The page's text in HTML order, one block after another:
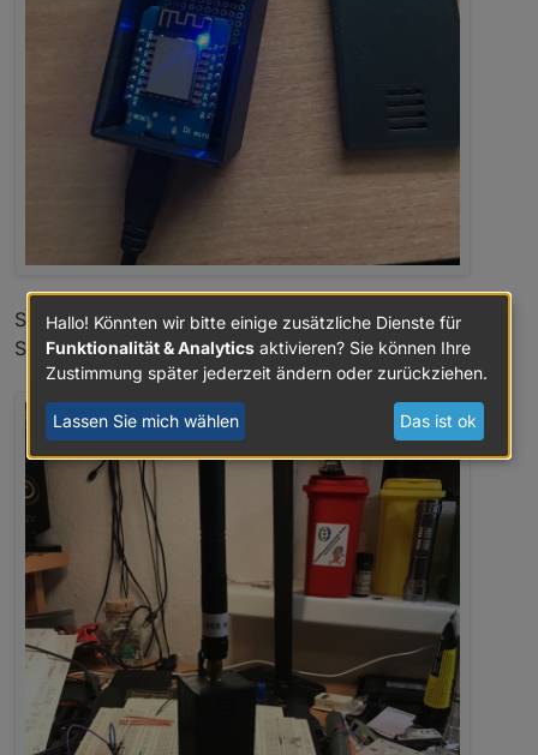
So geht es natürlich auch, mit selbstgestricktem USB A
Stecker zu USB Micro Stecker Adapter
Hallo! Könnten wir bitte einige zusätzliche Dienste für
Funktionalität & Analytics aktivieren? Sie können Ihre
Zustimmung später jederzeit ändern oder zurückziehen.
Lassen Sie mich wählen Das ist ok